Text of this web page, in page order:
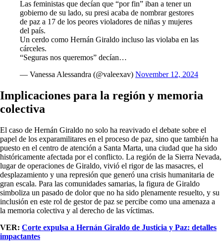
Las feministas que decían que “por fin” iban a tener un
gobierno de su lado, su presi acaba de nombrar gestores
de paz a 17 de los peores violadores de niñas y mujeres
del país.
Un cerdo como Hernán Giraldo incluso las violaba en las
cárceles.
“Seguras nos queremos” decían…
— Vanessa Alessandra (@valeexav) November 12, 2024
Implicaciones para la región y memoria
colectiva
El caso de Hernán Giraldo no solo ha reavivado el debate sobre el
papel de los exparamilitares en el proceso de paz, sino que también ha
puesto en el centro de atención a Santa Marta, una ciudad que ha sido
históricamente afectada por el conflicto. La región de la Sierra Nevada,
lugar de operaciones de Giraldo, vivió el rigor de las masacres, el
desplazamiento y una represión que generó una crisis humanitaria de
gran escala. Para las comunidades samarias, la figura de Giraldo
simboliza un pasado de dolor que no ha sido plenamente resuelto, y su
inclusión en este rol de gestor de paz se percibe como una amenaza a
la memoria colectiva y al derecho de las víctimas.
VER: Corte expulsa a Hernán Giraldo de Justicia y Paz: detalles
impactantes